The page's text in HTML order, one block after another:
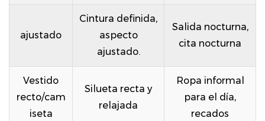
punto
que
dure
9
Guía
ajustado
Cintura definida,
aspecto
ajustado.
Salida nocturna,
cita nocturna
Vestido
recto/cam
iseta
Silueta recta y
relajada
Ropa informal
para el día,
recados